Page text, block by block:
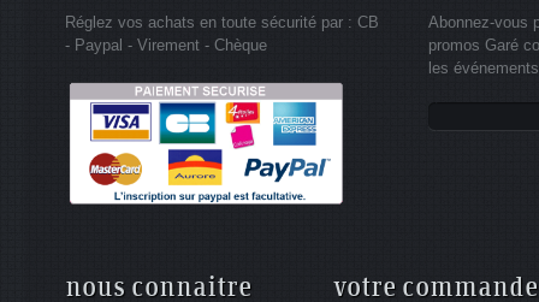
Réglez vos achats en toute sécurité par : CB
- Paypal - Virement - Chèque
Abonnez-vous
promos Garé
les
nous connaitre votre commande